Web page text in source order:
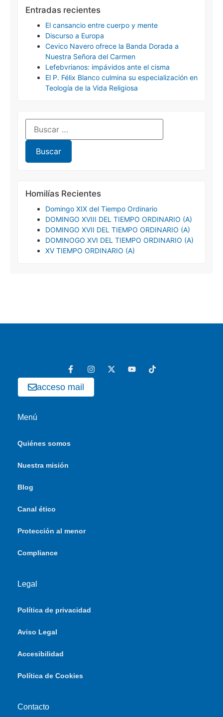
Entradas recientes
El cansancio entre cuerpo y mente
Discurso a Europa
Cevico Navero ofrece la Banda Dorada a
Nuestra Señora del Carmen
Lefebvrianos: impávidos ante el cisma
El P. Félix Blanco culmina su especialización en
Teología de la Vida Religiosa
Homilías Recientes
Domingo XIX del Tiempo Ordinario
DOMINGO XVIII DEL TIEMPO ORDINARIO (A)
DOMINGO XVII DEL TIEMPO ORDINARIO (A)
DOMINOGO XVI DEL TIEMPO ORDINARIO (A)
XV TIEMPO ORDINARIO (A)
acceso mail
Menú
Quiénes somos
Nuestra misión
Blog
Canal ético
Protección al menor
Compliance
Legal
Política de privacidad
Aviso Legal
Accesibilidad
Política de Cookies
Contacto